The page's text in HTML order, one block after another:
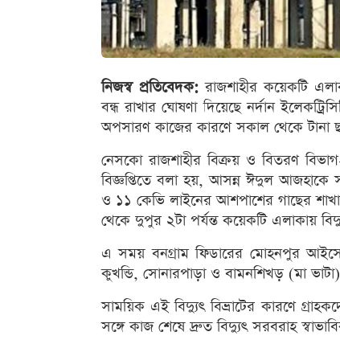
নিজস্ব প্রতিবেদক: রাজশাহীর কয়েকটি
বন্ধ রাখার ঘোষণা দিয়েছে নর্দান
অপসারণ কাজের কারণে সকাল থেকে টানা ছয়
নেসকো রাজশাহীর বিক্রয় ও বিতরণ
বিজ্ঞপ্তিতে বলা হয়, আসন্ন ঈদুল আজহাকে
ও ১১ কেভি লাইনের আশপাশের গাছের
থেকে দুপুর ২টা পর্যন্ত কয়েকটি এলাকায়
এ সময় বনগ্রাম ফিডারের মোহনপুর
কুখন্ডি, সোনারপাড়া ও বামনশিখড় (মা
সাময়িক এই বিদ্যুৎ বিভ্রাটের কারণে
সঙ্গে কাজ শেষে দ্রুত বিদ্যুৎ সরবরাহ